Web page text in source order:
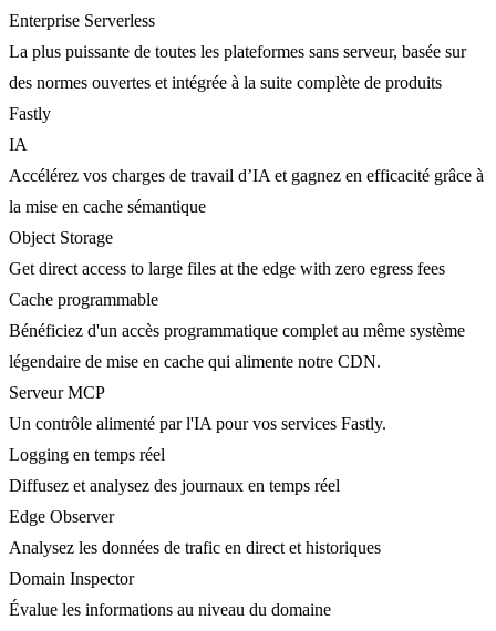
Enterprise Serverless
La plus puissante de toutes les plateformes sans serveur, basée sur
des normes ouvertes et intégrée à la suite complète de produits
Fastly
IA
Accélérez vos charges de travail d’IA et gagnez en efficacité grâce à
la mise en cache sémantique
Object Storage
Get direct access to large files at the edge with zero egress fees
Cache programmable
Bénéficiez d'un accès programmatique complet au même système
légendaire de mise en cache qui alimente notre CDN.
Serveur MCP
Un contrôle alimenté par l'IA pour vos services Fastly.
Logging en temps réel
Diffusez et analysez des journaux en temps réel
Edge Observer
Analysez les données de trafic en direct et historiques
Domain Inspector
Évalue les informations au niveau du domaine